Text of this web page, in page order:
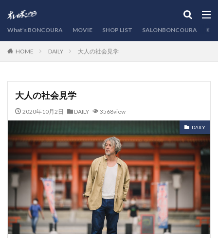
What’s BONCOURA MOVIE SHOP LIST SALONBONCOURA
HOME DAILY 大人の社会見学
大人の社会見学
2020年10月2日 DAILY 3568view
DAILY
カテゴリー
検索